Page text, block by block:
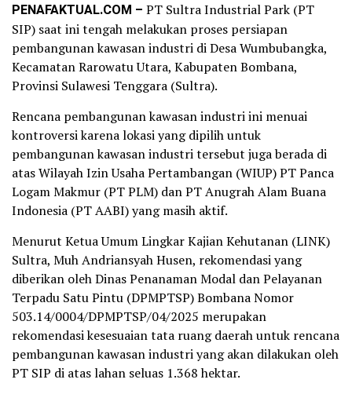
PENAFAKTUAL.COM – PT Sultra Industrial Park (PT
SIP) saat ini tengah melakukan proses persiapan
pembangunan kawasan industri di Desa Wumbubangka,
Kecamatan Rarowatu Utara, Kabupaten Bombana,
Provinsi Sulawesi Tenggara (Sultra).
Rencana pembangunan kawasan industri ini menuai
kontroversi karena lokasi yang dipilih untuk
pembangunan kawasan industri tersebut juga berada di
atas Wilayah Izin Usaha Pertambangan (WIUP) PT Panca
Logam Makmur (PT PLM) dan PT Anugrah Alam Buana
Indonesia (PT AABI) yang masih aktif.
Menurut Ketua Umum Lingkar Kajian Kehutanan (LINK)
Sultra, Muh Andriansyah Husen, rekomendasi yang
diberikan oleh Dinas Penanaman Modal dan Pelayanan
Terpadu Satu Pintu (DPMPTSP) Bombana Nomor
503.14/0004/DPMPTSP/04/2025 merupakan
rekomendasi kesesuaian tata ruang daerah untuk rencana
pembangunan kawasan industri yang akan dilakukan oleh
PT SIP di atas lahan seluas 1.368 hektar.